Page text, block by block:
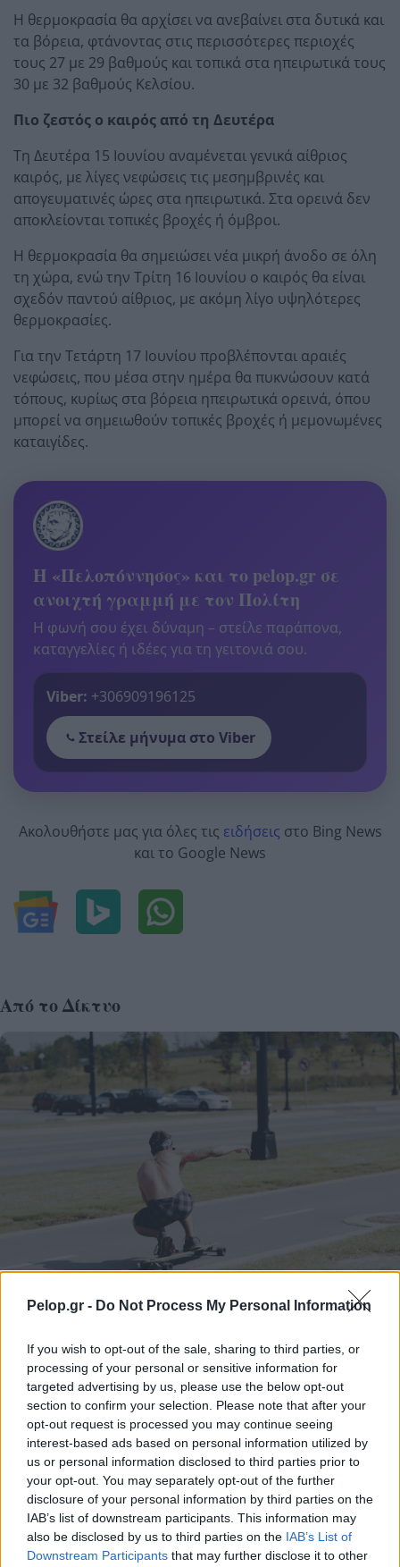
Pelop.gr - Do Not Process My Personal Information
If you wish to opt-out of the sale, sharing to third parties, or
processing of your personal or sensitive information for
targeted advertising by us, please use the below opt-out
section to confirm your selection. Please note that after your
opt-out request is processed you may continue seeing
interest-based ads based on personal information utilized by
us or personal information disclosed to third parties prior to
your opt-out. You may separately opt-out of the further
disclosure of your personal information by third parties on the
IAB’s list of downstream participants. This information may
also be disclosed by us to third parties on the IAB’s List of
Downstream Participants that may further disclose it to other
Η θερμοκρασία θα αρχίσει να ανεβαίνει στα δυτικά και
τα βόρεια, φτάνοντας στις περισσότερες περιοχές
τους 27 με 29 βαθμούς και τοπικά στα ηπειρωτικά τους
30 με 32 βαθμούς Κελσίου.
Πιο ζεστός ο καιρός από τη Δευτέρα
Τη Δευτέρα 15 Ιουνίου αναμένεται γενικά αίθριος
καιρός, με λίγες νεφώσεις τις μεσημβρινές και
απογευματινές ώρες στα ηπειρωτικά. Στα ορεινά δεν
αποκλείονται τοπικές βροχές ή όμβροι.
Η θερμοκρασία θα σημειώσει νέα μικρή άνοδο σε όλη
τη χώρα, ενώ την Τρίτη 16 Ιουνίου ο καιρός θα είναι
σχεδόν παντού αίθριος, με ακόμη λίγο υψηλότερες
θερμοκρασίες.
Για την Τετάρτη 17 Ιουνίου προβλέπονται αραιές
νεφώσεις, που μέσα στην ημέρα θα πυκνώσουν κατά
τόπους, κυρίως στα βόρεια ηπειρωτικά ορεινά, όπου
μπορεί να σημειωθούν τοπικές βροχές ή μεμονωμένες
καταιγίδες.
Η «Πελοπόννησος» και το pelop.gr σε
ανοιχτή γραμμή με τον Πολίτη
Η φωνή σου έχει δύναμη – στείλε παράπονα,
καταγγελίες ή ιδέες για τη γειτονιά σου.
Viber: +306909196125
Στείλε μήνυμα στο Viber
Ακολουθήστε μας για όλες τις ειδήσεις στο Bing News
και το Google News
Από το Δίκτυο
επιπλέον χρόνια ζωής